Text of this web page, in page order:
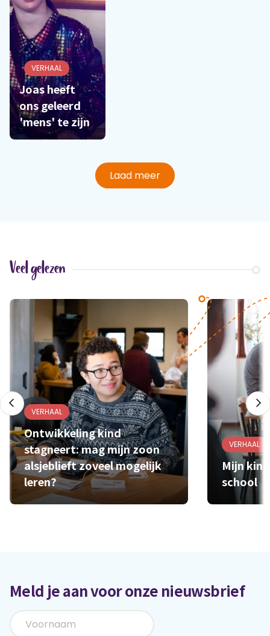
VERHAAL
Joas heeft
ons geleerd
'mens' te zijn
Laad meer
Veel gelezen
VERHAAL
Ontwikkeling kind
stagneert: mag mijn zoon
alsjeblieft zoveel mogelijk
leren?
VERHAAL
Mijn
school
Meld je aan voor onze nieuwsbrief